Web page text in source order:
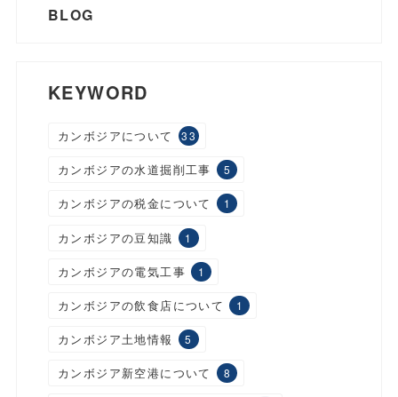
BLOG
KEYWORD
カンボジアについて 33
カンボジアの水道掘削工事 5
カンボジアの税金について 1
カンボジアの豆知識 1
カンボジアの電気工事 1
カンボジアの飲食店について 1
カンボジア土地情報 5
カンボジア新空港について 8